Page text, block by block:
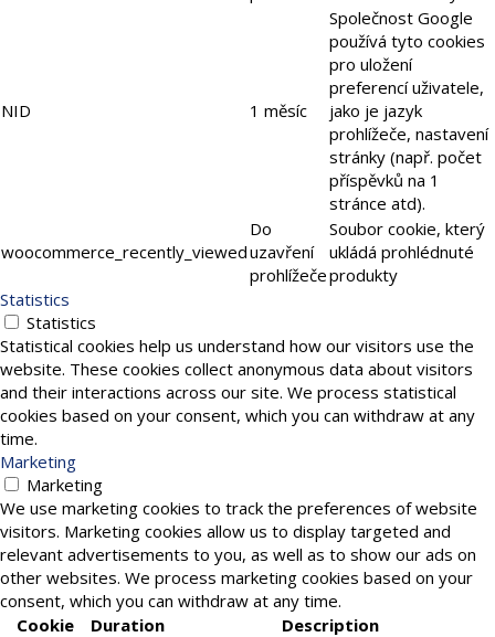
NID 1 měsíc
Společnost Google
používá tyto cookies
pro uložení
preferencí uživatele,
jako je jazyk
prohlížeče, nastavení
stránky (např. počet
příspěvků na 1
stránce atd).
woocommerce_recently_viewed
Do
uzavření
prohlížeče
Soubor cookie, který
ukládá prohlédnuté
produkty
Statistics
Statistics
Statistical cookies help us understand how our visitors use the
website. These cookies collect anonymous data about visitors
and their interactions across our site. We process statistical
cookies based on your consent, which you can withdraw at any
time.
Marketing
Marketing
We use marketing cookies to track the preferences of website
visitors. Marketing cookies allow us to display targeted and
relevant advertisements to you, as well as to show our ads on
other websites. We process marketing cookies based on your
consent, which you can withdraw at any time.
Cookie
Duration Description